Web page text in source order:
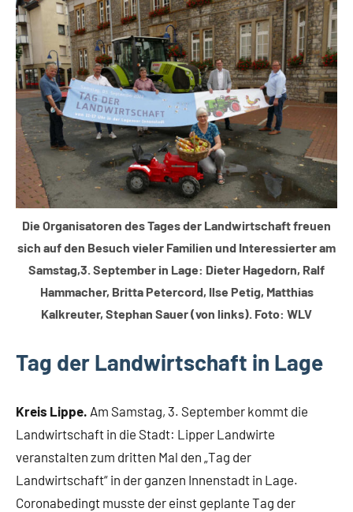
Lippe
Lippische
Wirtschaft
Termine
Die Organisatoren des Tages der Landwirtschaft freuen
sich auf den Besuch vieler Familien und Interessierter am
Samstag,3. September in Lage: Dieter Hagedorn, Ralf
Hammacher, Britta Petercord, Ilse Petig, Matthias
Kalkreuter, Stephan Sauer (von links). Foto: WLV
Tag der Landwirtschaft in Lage
Kreis Lippe. Am Samstag, 3. September kommt die
Landwirtschaft in die Stadt: Lipper Landwirte
veranstalten zum dritten Mal den „Tag der
Landwirtschaft“ in der ganzen Innenstadt in Lage.
Coronabedingt musste der einst geplante Tag der